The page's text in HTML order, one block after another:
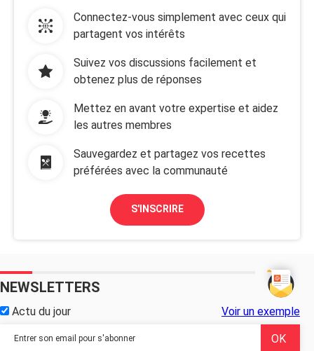
Connectez-vous simplement avec ceux qui
partagent vos intérêts
Suivez vos discussions facilement et
obtenez plus de réponses
Mettez en avant votre expertise et aidez
les autres membres
Sauvegardez et partagez vos recettes
préférées avec la communauté
S'INSCRIRE
NEWSLETTERS
Actu du jour Voir un exemple